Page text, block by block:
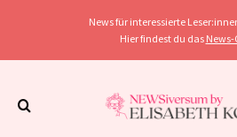
News für interessierte
Hier findest du das News-